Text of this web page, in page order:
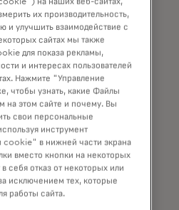
NUCC и
рынкам
создала
портфель в Китае,
точек приема
укреплению
и стимулируя
торговлю в
Mastercard
карты
чтобы
их производительность,
и улучшить взаимодействие с
сайтах мы также
для показа рекламы,
и интересах пользователей
Нажмите "Управление
чтобы узнать, какие Файлы
на этом сайте и почему. Вы
свои персональные
инструмент
cookie" в нижней части экрана
вместо кнопки на некоторых
себя отказ от некоторых или
исключением тех, которые
работы сайта.